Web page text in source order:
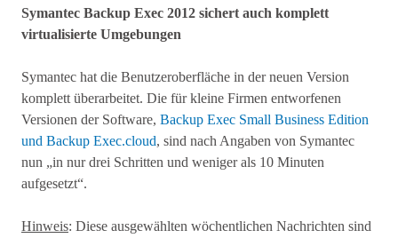
Symantec Backup Exec 2012 sichert auch komplett
virtualisierte Umgebungen
Symantec hat die Benutzeroberfläche in der neuen Version
komplett überarbeitet. Die für kleine Firmen entworfenen
Versionen der Software, Backup Exec Small Business Edition
und Backup Exec.cloud, sind nach Angaben von Symantec
nun „in nur drei Schritten und weniger als 10 Minuten
aufgesetzt“.
Hinweis: Diese ausgewählten wöchentlichen Nachrichten sind